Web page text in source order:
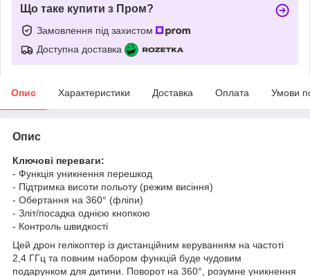
Що таке купити з Пром?
Замовлення під захистом
Доступна доставка
Опис Характеристики Доставка Оплата Умови
Опис
Ключові переваги:
- Функція уникнення перешкод
- Підтримка висоти польоту (режим висіння)
- Обертання на 360° (фліпи)
- Зліт/посадка однією кнопкою
- Контроль швидкості
Цей дрон гелікоптер із дистанційним керуванням на частоті
2,4 ГГц та повним набором функцій буде чудовим
подарунком для дитини. Поворот на 360°, розумне уникнення